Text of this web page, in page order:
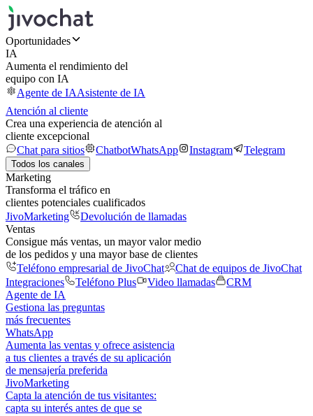
Oportunidades
IA
Aumenta el rendimiento del
equipo con IA
Agente de IAAsistente de IA
Atención al cliente
Crea una experiencia de atención al
cliente excepcional
Chat para sitios
ChatbotWhatsApp Instagram Telegram
Todos los canales
Marketing
Transforma el tráfico en
clientes potenciales cualificados
JivoMarketing
Devolución de llamadas
Ventas
Consigue más ventas, un mayor valor medio
de los pedidos y una mayor base de clientes
Teléfono empresarial de JivoChat
Chat de equipos de JivoChat
Integraciones
Teléfono Plus Video llamadas
CRM
Agente de IA
Gestiona las preguntas
más frecuentes
WhatsApp
Aumenta las ventas y ofrece asistencia
a tus clientes a través de su aplicación
de mensajería preferida
JivoMarketing
Capta la atención de tus visitantes:
capta su interés antes de que se